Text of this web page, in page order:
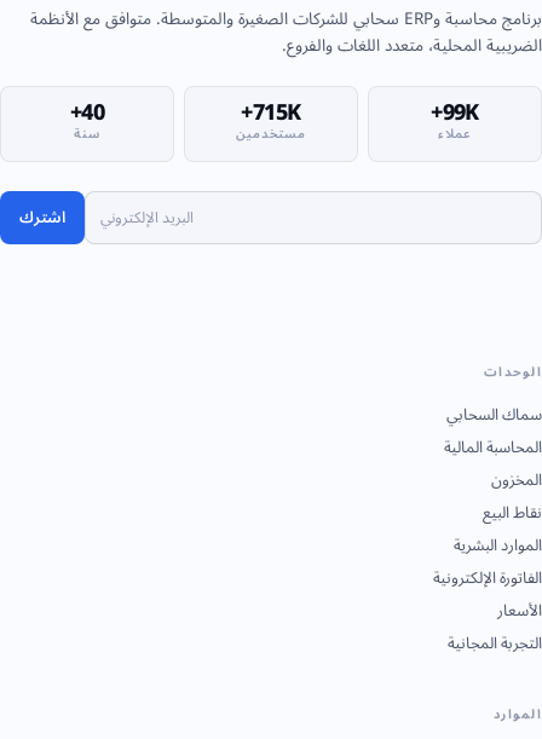
برنامج محاسبة وERP سحابي للشركات الصغيرة والمتوسطة. متوافق مع الأنظمة
الضريبية المحلية، متعدد اللغات والفروع.
99K+
عملاء 715K+
مستخدمين 40+
سنة
اشترك
الوحدات
سماك السحابي
المحاسبة المالية
المخزون
نقاط البيع
الموارد البشرية
الفاتورة الإلكترونية
الأسعار
التجربة المجانية
الموارد